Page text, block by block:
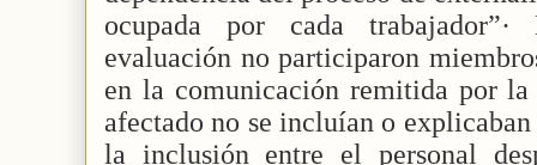
ocupada por cada
evaluación no participaron
en la comunicación remitida por la
afectado no se incluían o
la inclusión entre el personal